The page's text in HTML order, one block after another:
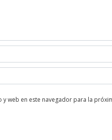
y web en este navegador para la